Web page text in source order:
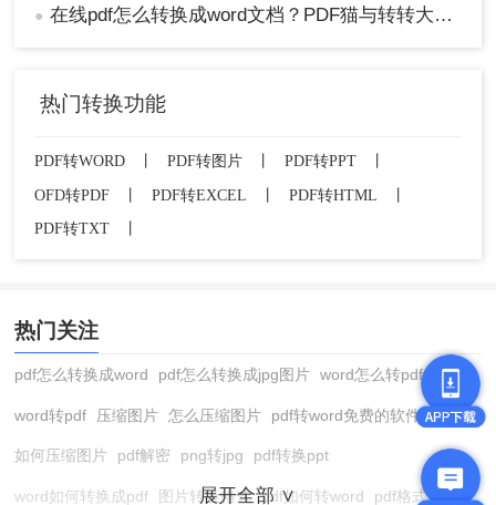
● 在线pdf怎么转换成word文档？PDF猫与转转大师2种在线工具使用指南与功能对比！
热门转换功能
PDF转WORD 丨 PDF转图片 丨 PDF转PPT
丨
OFD转PDF
丨 PDF转EXCEL 丨 PDF转HTML
丨
PDF转TXT
热门关注
pdf怎么转换成word pdf怎么转换成jpg图片 word怎么转pdf
word转pdf 压缩图片 怎么压缩图片 pdf转word免费的软件
如何压缩图片 pdf解密 png转jpg pdf转换ppt
word如何转换成pdf 图片转换格式 pdf如何转word pdf格式转换
展开全部 ∨